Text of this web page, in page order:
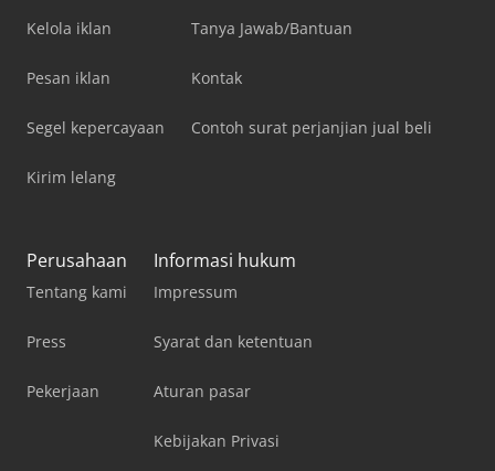
Kelola iklan
Pesan iklan
Segel kepercayaan
Kirim lelang
Tanya Jawab/Bantuan
Kontak
Contoh surat perjanjian jual beli
Perusahaan
Tentang kami
Press
Pekerjaan
Informasi hukum
Impressum
Syarat dan ketentuan
Aturan pasar
Kebijakan Privasi